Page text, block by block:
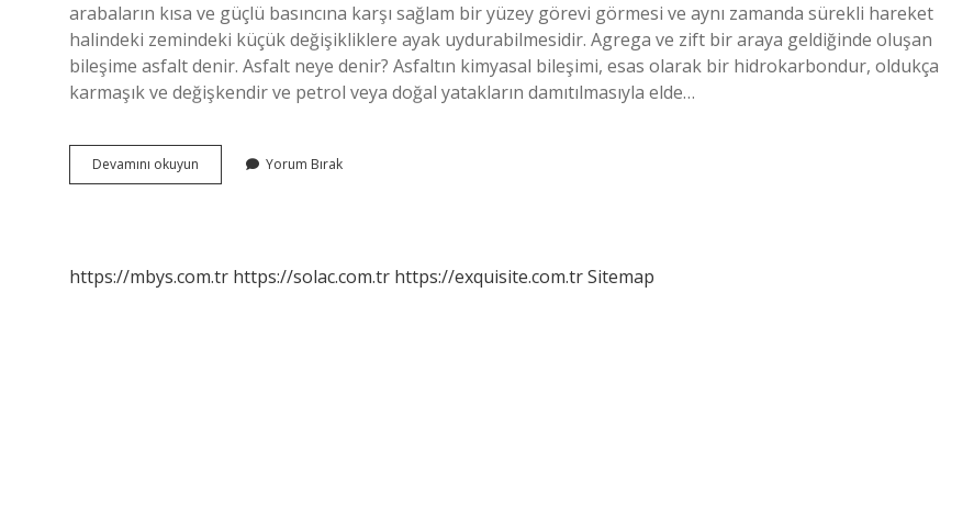
arabaların kısa ve güçlü basıncına karşı sağlam bir yüzey görevi görmesi ve aynı zamanda sürekli hareket
halindeki zemindeki küçük değişikliklere ayak uydurabilmesidir. Agrega ve zift bir araya geldiğinde oluşan
bileşime asfalt denir. Asfalt neye denir? Asfaltın kimyasal bileşimi, esas olarak bir hidrokarbondur, oldukça
karmaşık ve değişkendir ve petrol veya doğal yatakların damıtılmasıyla elde…
Devamını okuyun
Ve
Yorum Bırak
https://mbys.com.tr https://solac.com.tr https://exquisite.com.trSitemap